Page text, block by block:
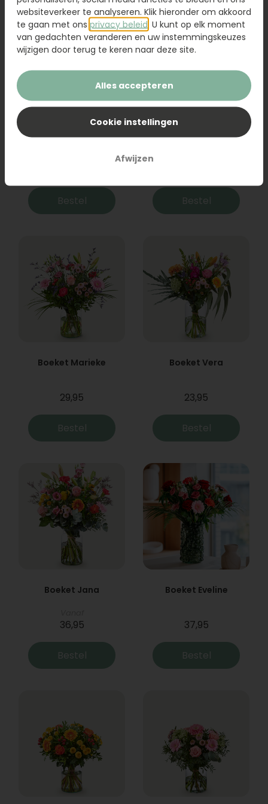
Boeket Raya
Bestel
Sanseveria
Bestel
Boeket Marieke
29,95
Bestel
Boeket Vera
23,95
Bestel
Boeket Jana
36,95
Bestel
Boeket Eveline
37,95
Bestel
websiteverkeer te analyseren. Klik hieronder om akkoord
te gaan met ons privacy beleid . U kunt op elk moment
van gedachten veranderen en uw instemmingskeuzes
wijzigen door terug te keren naar deze site.
Alles accepteren
Cookie instellingen
Afwijzen